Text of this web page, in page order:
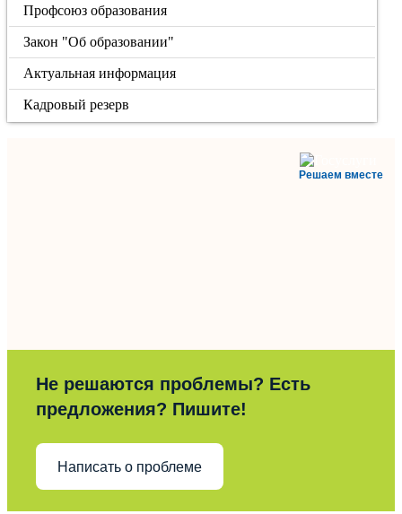
Профсоюз образования
Закон "Об образовании"
Актуальная информация
Кадровый резерв
Решаем вместе
Не решаются проблемы? Есть
предложения? Пишите!
Написать о проблеме